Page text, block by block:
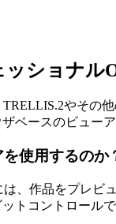
ショナル
やその
ベースのビュー
使用するのか
、作品をプレビ
トコントロール